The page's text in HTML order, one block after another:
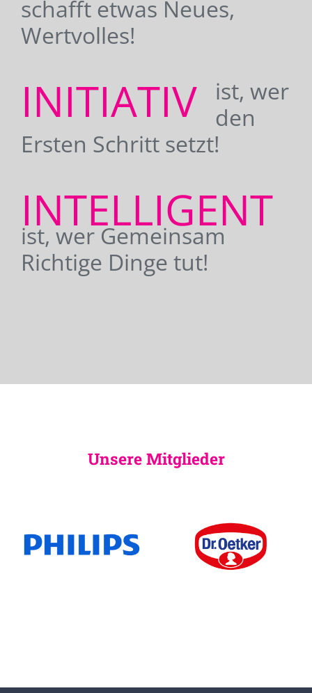
schafft etwas Neues,
Wertvolles!
INITIATIV
ist, wer
den
Ersten Schritt setzt!
INTELLIGENT
ist, wer Gemeinsam
Richtige Dinge tut!
Unsere Mitglieder